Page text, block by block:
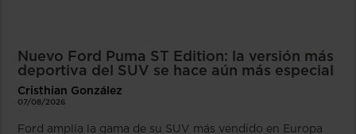
Nuevo Ford Puma ST Edition: la versión más
deportiva del SUV se hace aún más especial
Cristhian González
07/08/2026
Ford amplía la gama de su SUV más vendido en Europa